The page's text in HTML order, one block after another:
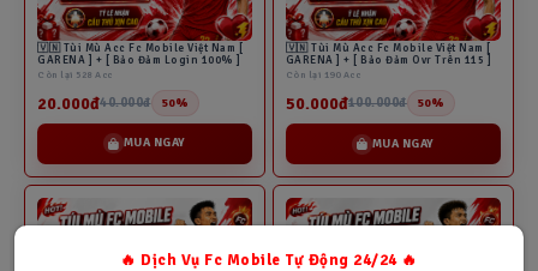
🇻🇳 Tùi Mù Acc Fc Mobile Việt Nam [
GARENA ] + [ Bảo Đảm Login 100% ]
Còn lại 528 Acc
20.000đ40.000đ 50%
MUA NGAY
🇻🇳 Tùi Mù Acc Fc Mobile Việt Nam [
GARENA ] + [ Bảo Đảm Ovr Trên 115 ]
Còn lại 190 Acc
50.000đ100.000đ 50%
MUA NGAY
🔥 Dịch Vụ Fc Mobile Tự Động 24/24 🔥